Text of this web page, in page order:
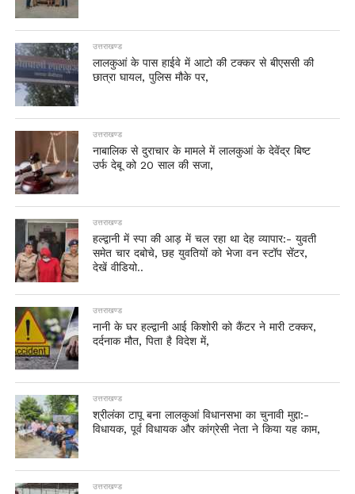
उत्तराखण्ड
लालकुआं के पास हाईवे में आटो की टक्कर से बीएससी की
छात्रा घायल, पुलिस मौके पर,
उत्तराखण्ड
नाबालिक से दुराचार के मामले में लालकुआं के देवेंद्र बिष्ट
उर्फ देबू को 20 साल की सजा,
उत्तराखण्ड
हल्द्वानी में स्पा की आड़ में चल रहा था देह व्यापार:- युवती
समेत चार दबोचे, छह युवतियों को भेजा वन स्टॉप सेंटर,
देखें वीडियो..
उत्तराखण्ड
नानी के घर हल्द्वानी आई किशोरी को कैंटर ने मारी टक्कर,
दर्दनाक मौत, पिता है विदेश में,
उत्तराखण्ड
श्रीलंका टापू बना लालकुआं विधानसभा का चुनावी मुद्दा:-
विधायक, पूर्व विधायक और कांग्रेसी नेता ने किया यह काम,
उत्तराखण्ड